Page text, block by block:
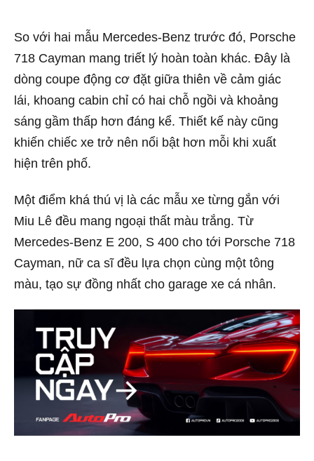
So với hai mẫu Mercedes-Benz trước đó, Porsche
718 Cayman mang triết lý hoàn toàn khác. Đây là
dòng coupe động cơ đặt giữa thiên về cảm giác
lái, khoang cabin chỉ có hai chỗ ngồi và khoảng
sáng gầm thấp hơn đáng kể. Thiết kế này cũng
khiến chiếc xe trở nên nổi bật hơn mỗi khi xuất
hiện trên phố.
Một điểm khá thú vị là các mẫu xe từng gắn với
Miu Lê đều mang ngoại thất màu trắng. Từ
Mercedes-Benz E 200, S 400 cho tới Porsche 718
Cayman, nữ ca sĩ đều lựa chọn cùng một tông
màu, tạo sự đồng nhất cho garage xe cá nhân.